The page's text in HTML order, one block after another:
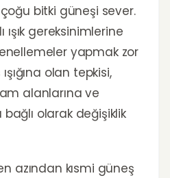
bitki güneşi sever.
ışık gereksinimlerine
yapmak zor
olan tepkisi,
alanlarına ve
olarak değişiklik
azından kısmi güneş